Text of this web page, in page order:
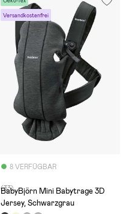
Versandkostenfrei
8 VERFÜGBAR
(33)
BabyBjörn Mini Babytrage 3D
Jersey, Schwarzgrau